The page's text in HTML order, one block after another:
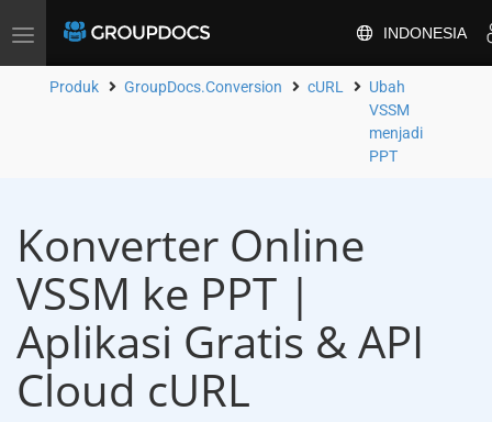
Alihkan
INDONESIA
Produk GroupDocs.Conversion cURL
Ubah
VSSM
menjadi
PPT
Konverter Online
VSSM ke PPT |
Aplikasi Gratis & API
Cloud cURL